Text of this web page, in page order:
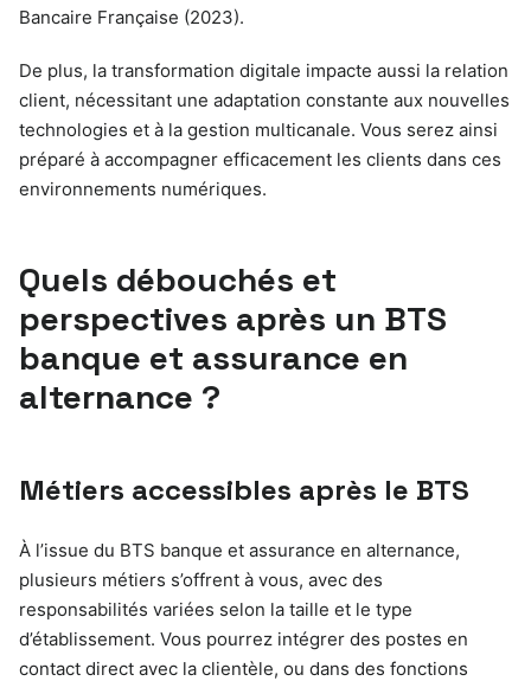
Bancaire Française (2023).
De plus, la transformation digitale impacte aussi la relation
client, nécessitant une adaptation constante aux nouvelles
technologies et à la gestion multicanale. Vous serez ainsi
préparé à accompagner efficacement les clients dans ces
environnements numériques.
Quels débouchés et
perspectives après un BTS
banque et assurance en
alternance ?
Métiers accessibles après le BTS
À l’issue du BTS banque et assurance en alternance,
plusieurs métiers s’offrent à vous, avec des
responsabilités variées selon la taille et le type
d’établissement. Vous pourrez intégrer des postes en
contact direct avec la clientèle, ou dans des fonctions